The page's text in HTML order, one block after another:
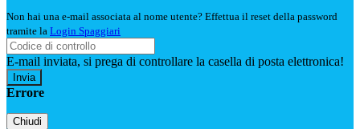
Non hai una e-mail associata al nome utente? Effettua il reset della password
tramite la Login Spaggiari
E-mail inviata, si prega di controllare la casella di posta elettronica!
Errore
Chiudi